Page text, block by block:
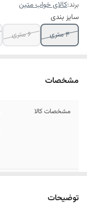
برند:کالای خواب متین
سایز بندی
4 متری
6 متری
مشخصات
مشخصات کالا
ارسال کالا
توضیحات